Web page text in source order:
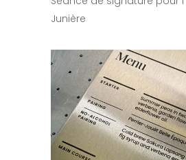
Junière